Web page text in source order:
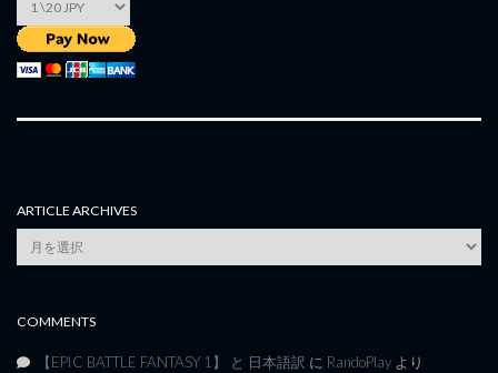
ARTICLE ARCHIVES
Article
Archives
COMMENTS
【EPIC BATTLE FANTASY 1】 と 日本語訳 に RandoPlay より